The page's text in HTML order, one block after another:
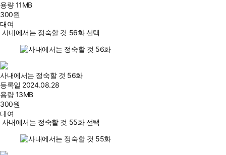
용량11MB
300원
대여
사내에서는 정숙할 것 56화 선택
사내에서는 정숙할 것 56화
등록일 2024.08.28
용량13MB
300원
대여
사내에서는 정숙할 것 55화 선택